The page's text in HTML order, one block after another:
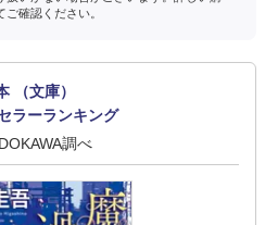
確認ください。
（文庫）
ラーランキング
調べ